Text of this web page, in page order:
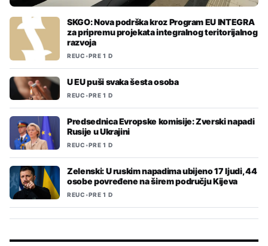
SKGO: Nova podrška kroz Program EU INTEGRA
za pripremu projekata integralnog teritorijalnog
razvoja
REUC•PRE 1 D
U EU puši svaka šesta osoba
REUC•PRE 1 D
Predsednica Evropske komisije: Zverski napadi
Rusije u Ukrajini
REUC•PRE 1 D
Zelenski: U ruskim napadima ubijeno 17 ljudi, 44
osobe povređene na širem području Kijeva
REUC•PRE 1 D